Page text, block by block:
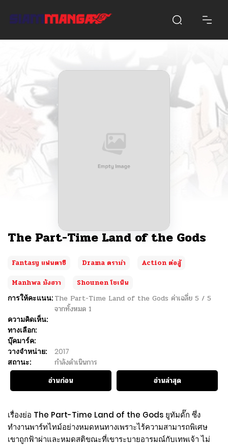
The Part-Time Land of the Gods
Fantasy แฟนตาซี Drama ดราม่า
Action ต่อสู้
Manhwa มังฮวา
Shounen โชเน็น
การให้คะแนน: The Part-Time Land of the Gods ค่าเฉลี่ย 5 / 5
จากทั้งหมด 1
ความคิดเห็น:
ทางเลือก:
บุ๊คมาร์ค:
วางจำหน่าย:
2017
สถานะ:
กำลังดำเนินการ
อ่านก่อน
อ่านล่าสุด
เรื่องย่อ The Part-Time Land of the Gods ยูทัมดั๊ก ซึ่ง
ทำงานพาร์ทไทม์อย่างหมดหนทางเพราะไร้ความสามารถพิเศษ
เขาถูกฟ้าผ่าและหมดสติขณะที่เขาระบายอารมณ์กับเทพเจ้า ไม่